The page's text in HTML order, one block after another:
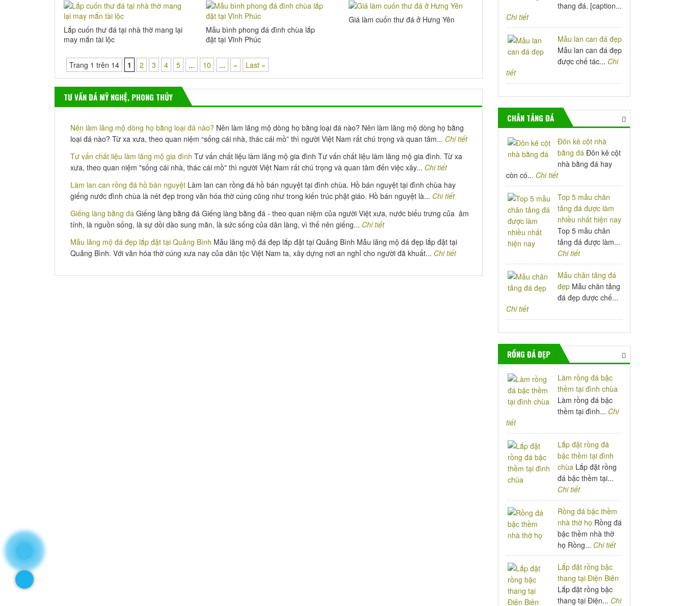
Lắp cuốn thư đá tại nhà thờ mang lại
may mắn tài lộc
Mẫu bình phong đá đình chùa lắp
đặt tại Vĩnh Phúc
Giá làm cuốn thư đá ở Hưng Yên
Trang 1 trên 14 1 2 3 4 5 ... 10 ... » Last »
TƯ VẤN ĐÁ MỸ NGHỆ, PHONG THỦY
Nên làm lăng mộ dòng họ bằng loại đá nào? Nên làm lăng mộ dòng họ bằng loại đá nào? Nên làm lăng mộ dòng họ bằng
loại đá nào? Từ xa xưa, theo quan niệm “sống cái nhà, thác cái mồ” thì người Việt Nam rất chú trọng và quan tâm... Chi tiết
Tư vấn chất liệu làm lăng mộ gia đình Tư vấn chất liệu làm lăng mộ gia đình Tư vấn chất liệu làm lăng mộ gia đình. Từ xa
xưa, theo quan niệm "sống cái nhà, thác cái mồ" thì người Việt Nam rất chú trọng và quan tâm đến việc xây... Chi tiết
Làm lan can rồng đá hồ bán nguyệt Làm lan can rồng đá hồ bán nguyệt tại đình chùa. Hồ bán nguyệt tại đình chùa hay
giếng nước đình chùa là nét đẹp trong văn hóa thờ cúng cũng như trong kiến trúc phật giáo. Hồ bán nguyệt là... Chi tiết
Giếng làng bằng đá Giếng làng bằng đá Giếng làng bằng đá - theo quan niệm của người Việt xưa, nước biểu trưng của âm
tính, là nguồn sống, là sự dồi dào sung mãn, là sức sống của dân làng, vì thế nên giếng... Chi tiết
Mẫu lăng mộ đá đẹp lắp đặt tại Quảng Bình Mẫu lăng mộ đá đẹp lắp đặt tại Quảng Bình Mẫu lăng mộ đá đẹp lắp đặt tại
Quảng Bình. Với văn hóa thờ cúng xưa nay của dân tộc Việt Nam ta, xây dựng nơi an nghỉ cho người đã khuất... Chi tiết
thang đá. [caption...
Chi tiết
Mẫu lan can đá đẹp
Mẫu lan can đá đẹp
được chế tác... Chi
tiết
CHÂN TẢNG ĐÁ
Đôn kê cột nhà
bằng đá Đôn kê cột
nhà bằng đá hay
còn có... Chi tiết
Top 5 mẫu chân
tảng đá được làm
nhiều nhất hiện nay
Top 5 mẫu chân
tảng đá được làm...
Chi tiết
Mẫu chân tảng đá
đẹp Mẫu chân tảng
đá đẹp được chế...
Chi tiết
RỒNG ĐÁ ĐẸP
Làm rồng đá bậc
thềm tại đình chùa
Làm rồng đá bậc
thềm tại đình... Chi
tiết
Lắp đặt rồng đá
bậc thềm tại đình
chùa Lắp đặt rồng
đá bậc thềm tại...
Chi tiết
Rồng đá bậc thềm
nhà thờ họ Rồng đá
bậc thềm nhà thờ
họ Rồng... Chi tiết
Lắp đặt rồng bậc
thang tại Điện Biên
Lắp đặt rồng bậc
thang tại Điện... Chi